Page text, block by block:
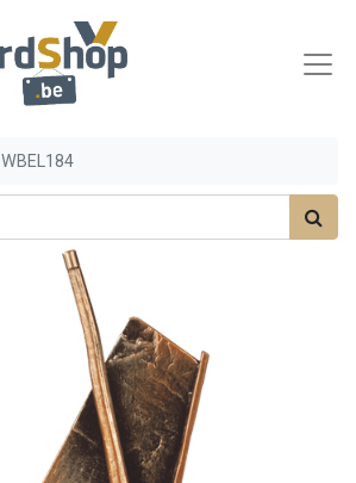
WBEL184